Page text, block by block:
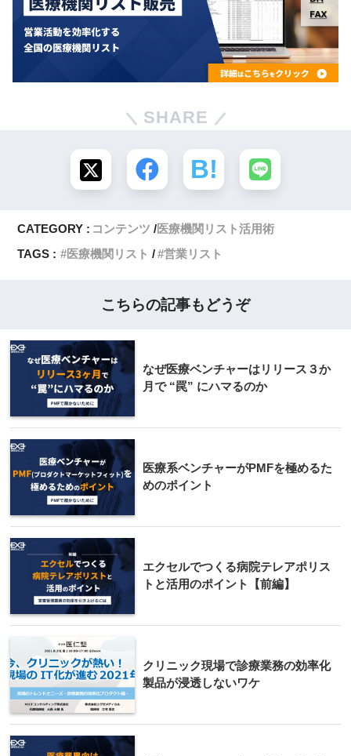
SHARE
CATEGORY : コンテンツ
医療機関リスト活用術
TAGS :
医療機関リスト 営業リスト
こちらの記事もどうぞ
なぜ医療ベンチャーはリリース３か
月で “罠” にハマるのか
医療系ベンチャーがPMFを極めるた
めのポイント
エクセルでつくる病院テレアポリス
トと活用のポイント【前編】
クリニック現場で診療業務の効率化
製品が浸透しないワケ